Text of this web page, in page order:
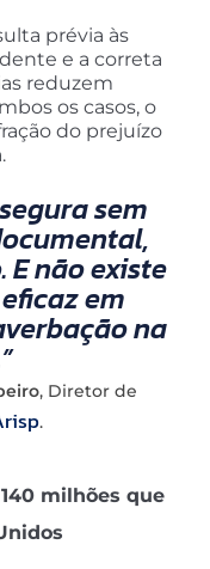
prévia às
e a correta
reduzem
os casos, o
do prejuízo
sem
não existe
em
na
, Diretor de
.
milhões que